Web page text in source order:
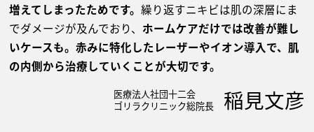
増えてしまったためです。繰り返すニキビは肌の深層にま
でダメージが及んでおり、 ホームケアだけでは改善が難し
いケースも。赤みに特化したレーザーやイオン導入で、肌
の内側から治療していくことが大切です。
医療法人社団十二会
ゴリラクリニック総院長
稲見文彦